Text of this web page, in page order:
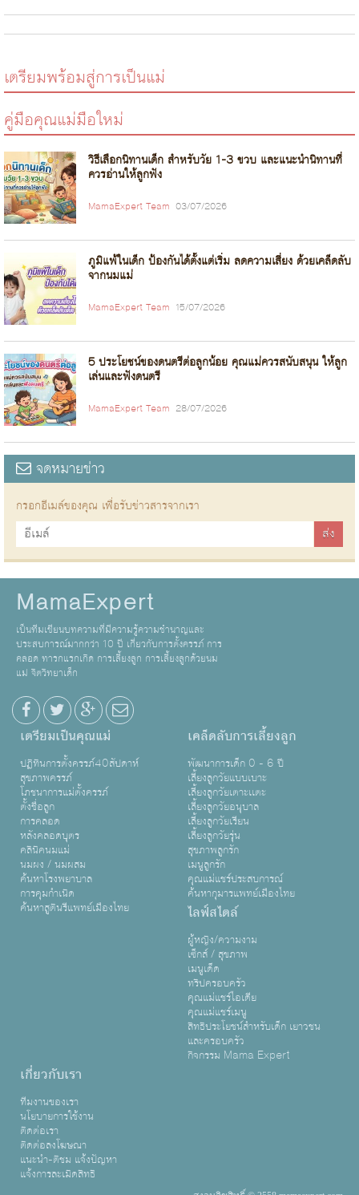
เตรียมพร้อมสู่การเป็นแม่
คู่มือคุณแม่มือใหม่
วิธีเลือกนิทานเด็ก สำหรับวัย 1-3 ขวบ และแนะนำนิทานที่
ควรอ่านให้ลูกฟัง
MamaExpert Team 03/07/2026
ภูมิแพ้ในเด็ก ป้องกันได้ตั้งแต่เริ่ม ลดความเสี่ยง ด้วยเคล็ดลับ
จากนมแม่
MamaExpert Team 15/07/2026
5 ประโยชน์ของดนตรีต่อลูกน้อย คุณแม่ควรสนับสนุน ให้ลูก
เล่นและฟังดนตรี
MamaExpert Team 28/07/2026
จดหมายข่าว
กรอกอีเมล์ของคุณ เพื่อรับข่าวสารจากเรา
MamaExpert
เป็นทีมเขียนบทความที่มีความรู้ความชำนาญและ
ประสบการณ์มากกว่า 10 ปี เกี่ยวกับการตั้งครรภ์ การ
คลอด ทารกแรกเกิด การเลี้ยงลูก การเลี้ยงลูกด้วยนม
แม่ จิตวิทยาเด็ก
เตรียมเป็นคุณแม่
ปฏิทินการตั้งครรภ์40สัปดาห์
สุขภาพครรภ์
โภชนาการแม่ตั้งครรภ์
ตั้งชื่อลูก
การคลอด
หลังคลอดบุตร
คลินิคนมแม่
นมผง / นมผสม
ค้นหาโรงพยาบาล
การคุมกำเนิด
ค้นหาสูตินรีแพทย์เมืองไทย
เคล็ดลับการเลี้ยงลูก
พัฒนาการเด็ก 0 - 6 ปี
เลี้ยงลูกวัยแบบเบาะ
เลี้ยงลูกวัยเตาะเเตะ
เลี้ยงลูกวัยอนุบาล
เลี้ยงลูกวัยเรียน
เลี้ยงลูกวัยรุ่น
สุขภาพลูกรัก
เมนูลูกรัก
คุณแม่แชร์ประสบการณ์
ค้นหากุมารแพทย์เมืองไทย
ไลฟ์สไตล์
ผู้หญิง/ความงาม
เซ็กส์ / สุขภาพ
เมนูเด็ด
ทริปครอบครัว
คุณแม่แชร์ไอเดีย
คุณแม่แชร์เมนู
สิทธิประโยชน์สำหรับเด็ก เยาวชน
และครอบครัว
กิจกรรม Mama Expert
เกี่ยวกับเรา
ทีมงานของเรา
นโยบายการใช้งาน
ติดต่อเรา
ติดต่อลงโฆษณา
แนะนำ-ติชม แจ้งปัญหา
แจ้งการละเมิดสิทธิ